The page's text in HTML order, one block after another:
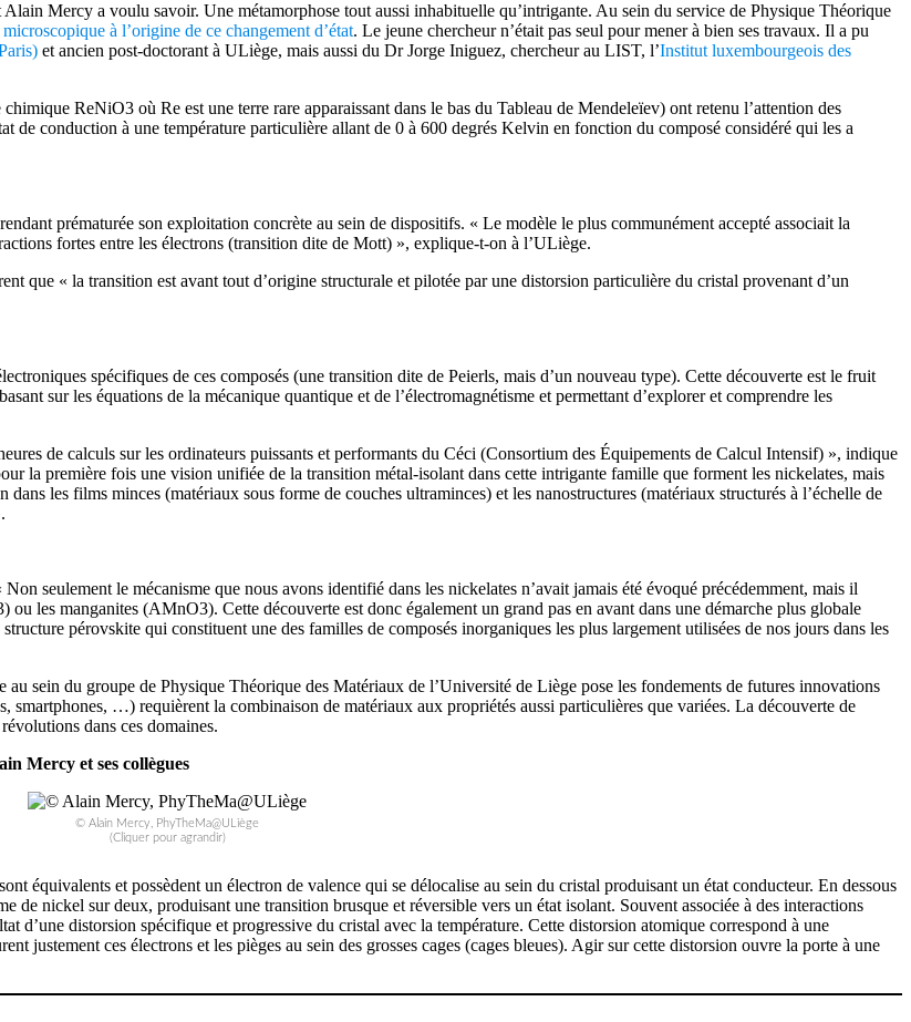
Mercy a voulu savoir. Une métamorphose tout aussi inhabituelle qu’intrigante. Au sein du service de Physique Théorique
à l’origine de ce changement d’état. Le jeune chercheur n’était pas seul pour mener à bien ses travaux. Il a pu
et ancien post-doctorant à ULiège, mais aussi du Dr Jorge Iniguez, chercheur au LIST, l’Institut luxembourgeois des
ReNiO3 où Re est une terre rare apparaissant dans le bas du Tableau de Mendeleïev) ont retenu l’attention des
de conduction à une température particulière allant de 0 à 600 degrés Kelvin en fonction du composé considéré qui les a
prématurée son exploitation concrète au sein de dispositifs. « Le modèle le plus communément accepté associait la
fortes entre les électrons (transition dite de Mott) », explique-t-on à l’ULiège.
que « la transition est avant tout d’origine structurale et pilotée par une distorsion particulière du cristal provenant d’un
spécifiques de ces composés (une transition dite de Peierls, mais d’un nouveau type). Cette découverte est le fruit
sur les équations de la mécanique quantique et de l’électromagnétisme et permettant d’explorer et comprendre les
de calculs sur les ordinateurs puissants et performants du Céci (Consortium des Équipements de Calcul Intensif) », indique
la première fois une vision unifiée de la transition métal-isolant dans cette intrigante famille que forment les nickelates, mais
les films minces (matériaux sous forme de couches ultraminces) et les nanostructures (matériaux structurés à l’échelle de
seulement le mécanisme que nous avons identifié dans les nickelates n’avait jamais été évoqué précédemment, mais il
ou les manganites (AMnO3). Cette découverte est donc également un grand pas en avant dans une démarche plus globale
pérovskite qui constituent une des familles de composés inorganiques les plus largement utilisées de nos jours dans les
au sein du groupe de Physique Théorique des Matériaux de l’Université de Liège pose les fondements de futures innovations
…) requièrent la combinaison de matériaux aux propriétés aussi particulières que variées. La découverte de
dans ces domaines.
Mercy et ses collègues
© Alain Mercy, PhyTheMa@ULiège
(Cliquer pour agrandir)
équivalents et possèdent un électron de valence qui se délocalise au sein du cristal produisant un état conducteur. En dessous
de nickel sur deux, produisant une transition brusque et réversible vers un état isolant. Souvent associée à des interactions
d’une distorsion spécifique et progressive du cristal avec la température. Cette distorsion atomique correspond à une
justement ces électrons et les pièges au sein des grosses cages (cages bleues). Agir sur cette distorsion ouvre la porte à une